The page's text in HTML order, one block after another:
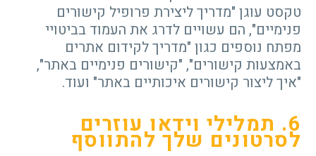
טקסט עוגן "מדריך ליצירת פרופיל קישורים
פנימיים", הם עשויים לדרג את העמוד בביטויי
מפתח נוספים כגון "מדריך לקידום אתרים
באמצעות קישורים", "קישורים פנימיים באתר",
"איך ליצור קישורים איכותיים באתר" ועוד.
6. תמלילי וידאו עוזרים
לסרטונים שלך להתווסף